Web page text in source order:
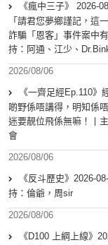
《瘋中三子》 2026-
「請君您夢鄉謹記，這
詐騙「恩客」事件案中
持：阿通、江少、
2026/08/06
《一齊足經Ep.110
啲野係唔講得，明知係
迷要靚位飛係無嘛！丨
會
2026/08/06
《反斗歷史》2026-
持：倫爺，周sir
2026/08/06
《D100 上綱上線》